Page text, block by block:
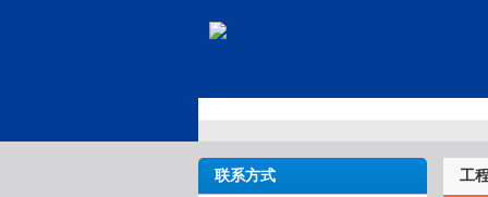
联系方式 工